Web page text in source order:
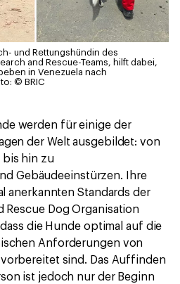
und Rettungshündin des
and Rescue-Teams, hilft dabei,
in Venezuela nach
© BRIC
werden für einige der
der Welt ausgebildet: von
bis hin zu
Gebäudeeinstürzen. Ihre
anerkannten Standards der
Rescue Dog Organisation
die Hunde optimal auf die
Anforderungen von
sind. Das Auffinden
ist jedoch nur der Beginn